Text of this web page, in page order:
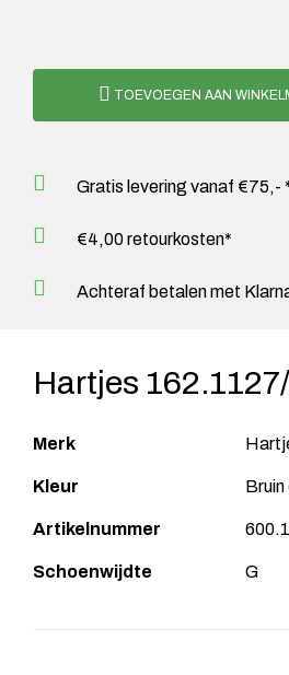
TOEVOEGEN AAN
Gratis levering vanaf €75,-
€4,00 retourkosten*
Achteraf betalen met
Hartjes
Merk
Kleur
Artikelnummer
Schoenwijdte G